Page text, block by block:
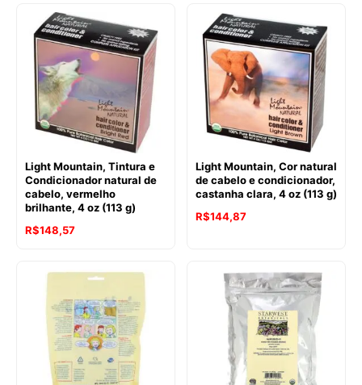
Light Mountain, Tintura e
Condicionador natural de
cabelo, vermelho
brilhante, 4 oz (113 g)
R$148,57
Light Mountain, Cor natural
de cabelo e condicionador,
castanha clara, 4 oz (113 g)
R$144,87